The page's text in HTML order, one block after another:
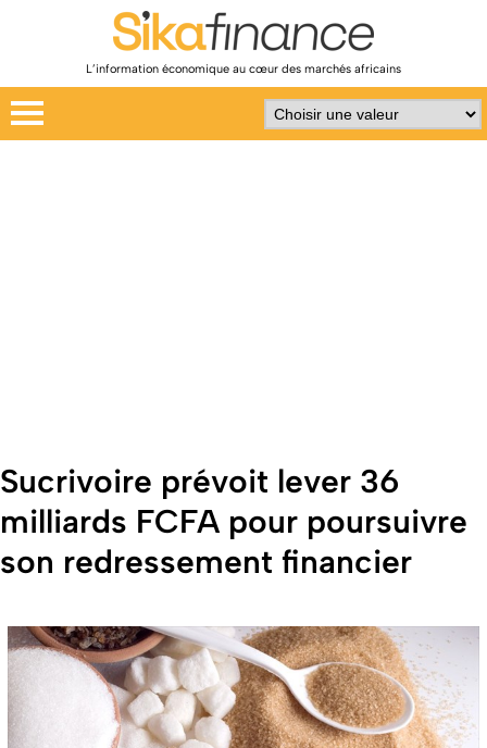
L’information économique au cœur des marchés africains
Sucrivoire prévoit lever 36
milliards FCFA pour poursuivre
son redressement financier